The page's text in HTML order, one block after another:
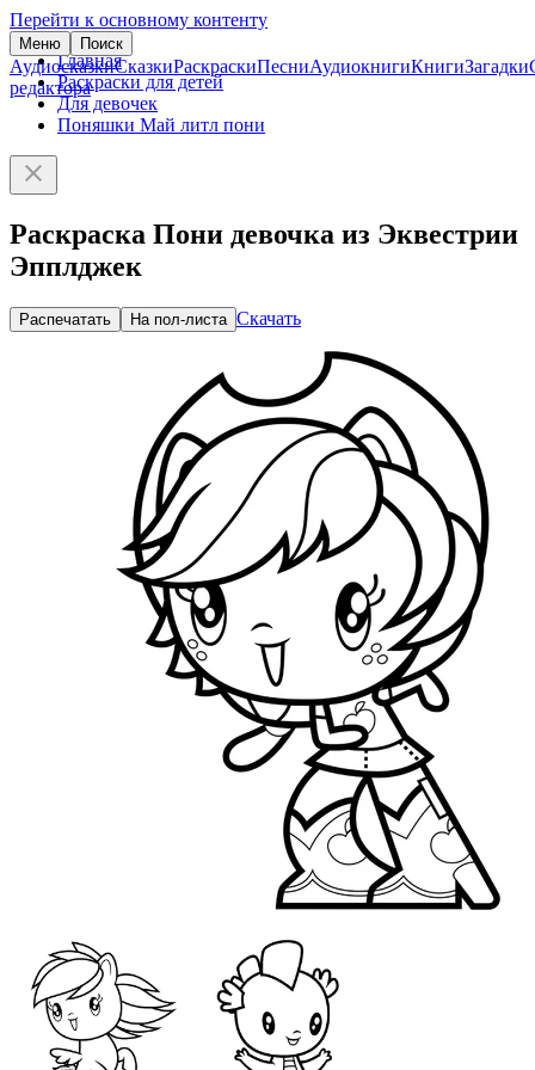
Перейти к основному контенту
Меню Поиск
АудиосказкиСказкиРаскраскиПесниАудиокнигиКнигиЗагадки
редактора
Главная
Раскраски для детей
Для девочек
Поняшки Май литл пони
Раскраска Пони девочка из Эквестрии
Эпплджек
Распечатать На пол-листа Скачать